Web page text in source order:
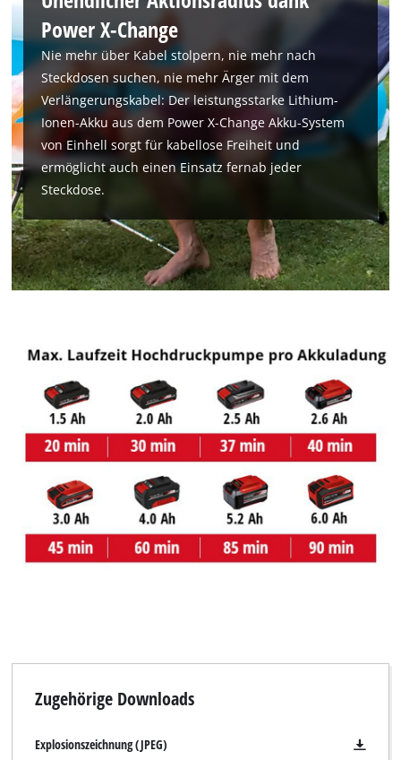
Power X-Change
Nie mehr über Kabel stolpern, nie mehr nach
Steckdosen suchen, nie mehr Ärger mit dem
Verlängerungskabel: Der leistungsstarke Lithium-
Ionen-Akku aus dem Power X-Change Akku-System
von Einhell sorgt für kabellose Freiheit und
ermöglicht auch einen Einsatz fernab jeder
Steckdose.
Zugehörige Downloads
Explosionszeichnung (JPEG)